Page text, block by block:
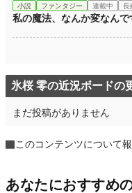
小説 ファンタジー 連載中 長
私の魔法、なんか変なんで
氷桜 零の近況ボードの
まだ投稿がありません
このコンテンツについて
あなたにおすすめ